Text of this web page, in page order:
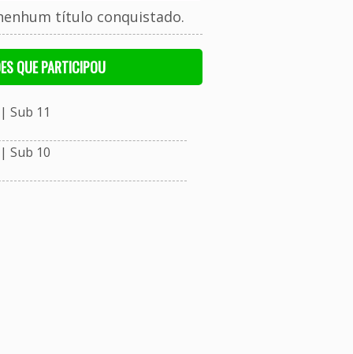
título conquistado.
QUE PARTICIPOU
Sub 11
Sub 10